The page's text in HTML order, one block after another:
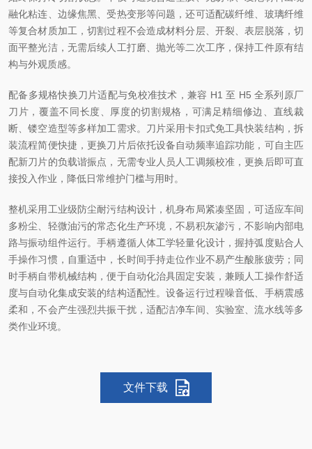
融化粘连、边缘焦黑、受热变形等问题，还可适配碳纤维、玻璃纤维
等复合材质加工，切割过程不会造成材料分层、开裂、表层脱落，切
面平整光洁，无需后续人工打磨、抛光等二次工序，保持工件原有结
构与外观质感。
配备多规格快换刀片适配与免校准技术，兼容 H1 至 H5 全系列原厂
刀片，覆盖不同长度、厚度的切割规格，可满足精细修边、直线裁
断、镂空造型等多样加工需求。刀片采用卡扣式免工具快装结构，拆
装流程简便快捷，更换刀片后依托设备自动频率追踪功能，可自主匹
配新刀片的负载谐振点，无需专业人员人工调频校准，更换后即可直
接投入作业，降低日常维护门槛与用时。
整机采用工业级防尘耐污结构设计，机身布局紧凑坚固，可适应车间
多粉尘、轻微油污的常态化生产环境，不易积灰渗污，不影响内部电
路与振动组件运行。手柄遵循人体工学轻量化设计，握持弧度贴合人
手操作习惯，自重适中，长时间手持走位作业不易产生酸胀疲劳；同
时手柄自带机械结构，便于自动化治具固定安装，兼顾人工操作舒适
度与自动化集成安装的结构适配性。设备运行过程噪音低、手柄震感
柔和，不会产生强烈共振干扰，适配洁净车间、实验室、流水线等多
类作业环境。
文件下载